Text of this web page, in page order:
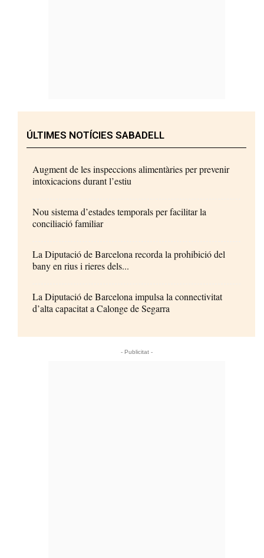
ÚLTIMES NOTÍCIES SABADELL
Augment de les inspeccions alimentàries per prevenir
intoxicacions durant l’estiu
Nou sistema d’estades temporals per facilitar la
conciliació familiar
La Diputació de Barcelona recorda la prohibició del
bany en rius i rieres dels...
La Diputació de Barcelona impulsa la connectivitat
d’alta capacitat a Calonge de Segarra
- Publicitat -